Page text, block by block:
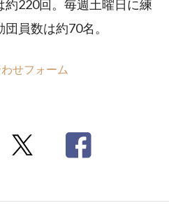
220回。毎週土曜日に練
員数は約70名。
せフォーム